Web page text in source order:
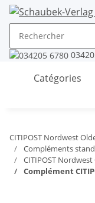
Catégories
CITIPOST Nordwest
Compléments
CITIPOST
Complément